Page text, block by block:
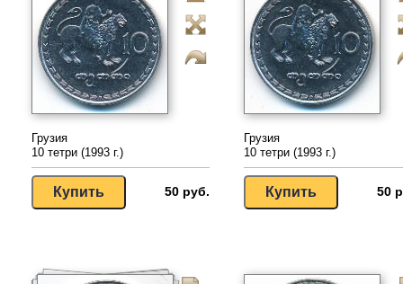
Грузия
10 тетри (1993 г.)
50 руб.
Грузия
10 тетри (1993 г.)
50